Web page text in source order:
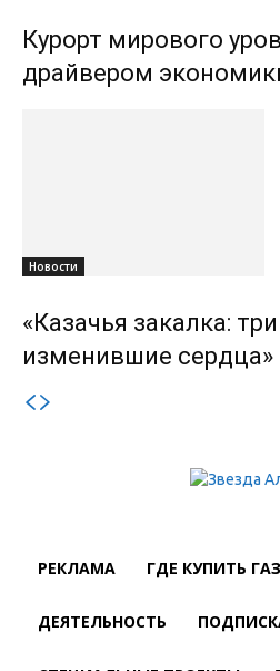
Курорт мирового
драйвером
Новости
«Казачья закалка:
изменившие сердца»
РЕКЛАМА ГДЕ КУПИТЬ
ДЕЯТЕЛЬНОСТЬ